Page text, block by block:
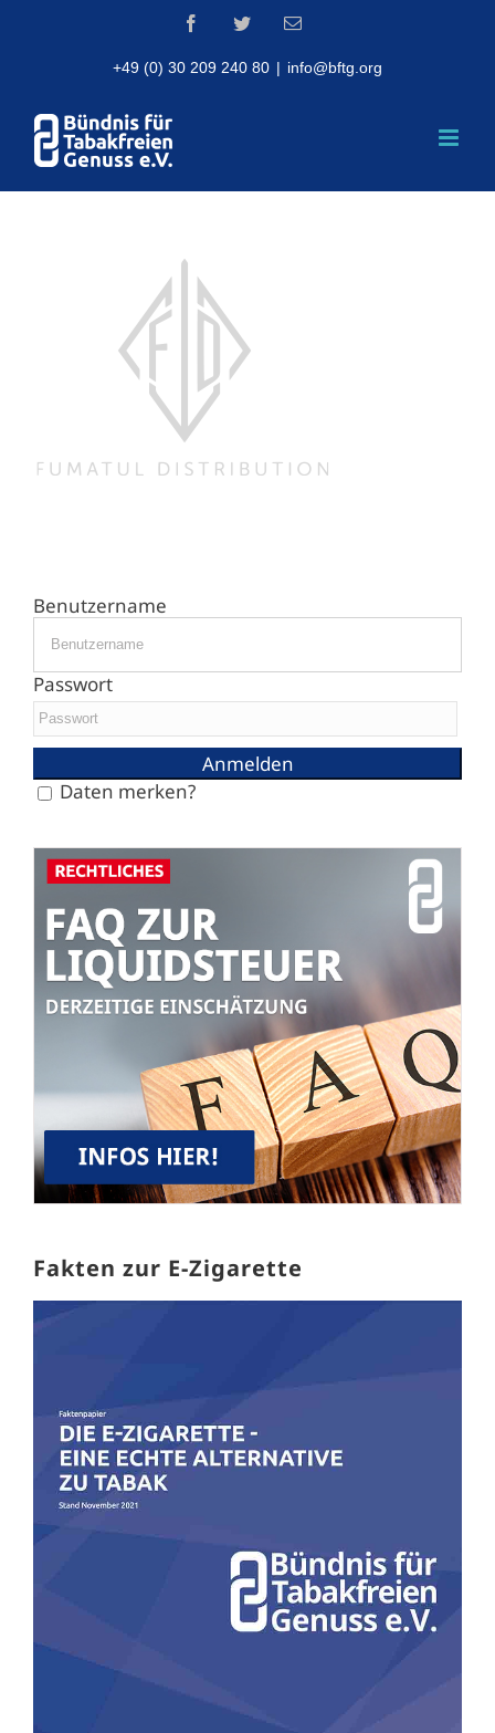
FacebookTwitterEmail
+49 (0) 30 209 240 80 | info@bftg.org
Benutzername
Passwort
Daten merken?
Fakten zur E-Zigarette